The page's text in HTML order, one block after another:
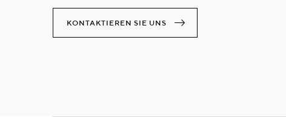
KONTAKTIEREN SIE UNS